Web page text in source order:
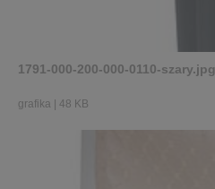
1791-000-200-000-0110-szary.jpg
grafika 48 KB